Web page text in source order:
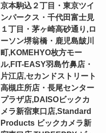
京本駒込２丁目・東京ツイ
ンパークス・千代田富士見
１丁目・茅ヶ崎高砂通り,ロ
ーソン堺翁橋・鹿児島皷川
町,KOMEHYO枚方モー
ル,FIT-EASY羽島竹鼻店・
片江店,セカンドストリート
高槻庄所店・長尾センター
プラザ店,DAISOビックカ
メラ新宿東口店,Standard
Products ビックカメラ新